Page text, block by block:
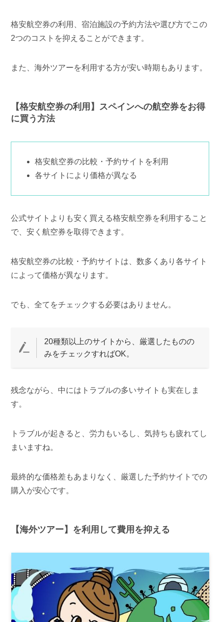
格安航空券の利用、宿泊施設の予約方法や選び方でこの
2つのコストを抑えることができます。
また、海外ツアーを利用する方が安い時期もあります。
【格安航空券の利用】スペインへの航空券をお得
に買う方法
格安航空券の比較・予約サイトを利用
各サイトにより価格が異なる
公式サイトよりも安く買える格安航空券を利用すること
で、安く航空券を取得できます。
格安航空券の比較・予約サイトは、数多くあり各サイト
によって価格が異なります。
でも、全てをチェックする必要はありません。
20種類以上のサイトから、厳選したものの
みをチェックすればOK。
残念ながら、中にはトラブルの多いサイトも実在しま
す。
トラブルが起きると、労力もいるし、気持ちも疲れてし
まいますね。
最終的な価格差もあまりなく、厳選した予約サイトでの
購入が安心です。
【海外ツアー】を利用して費用を抑える